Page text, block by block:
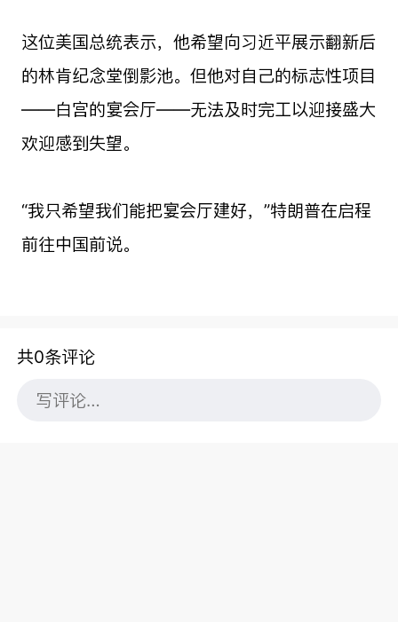
这位美国总统表示，他希望向习近平展示翻新后
的林肯纪念堂倒影池。但他对自己的标志性项目
——白宫的宴会厅——无法及时完工以迎接盛大
欢迎感到失望。
“我只希望我们能把宴会厅建好，”特朗普在启程
前往中国前说。
共0条评论